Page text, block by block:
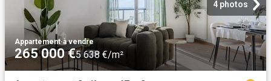
4 photos
Appartement·à vendre
265 000 €5 638 €/m²